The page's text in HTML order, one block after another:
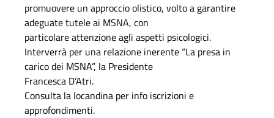
promuovere un approccio olistico, volto a garantire
adeguate tutele ai MSNA, con
particolare attenzione agli aspetti psicologici.
Interverrà per una relazione inerente “La presa in
carico dei MSNA”, la Presidente
Francesca D’Atri.
Consulta la locandina per info iscrizioni e
approfondimenti.